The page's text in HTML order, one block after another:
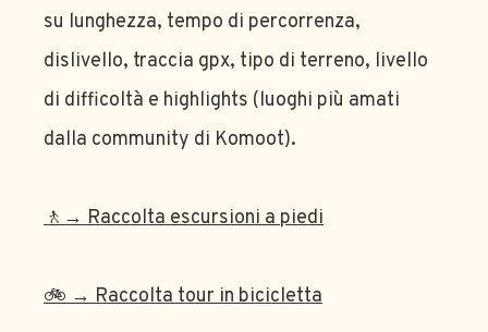
su lunghezza, tempo di percorrenza,
dislivello, traccia gpx, tipo di terreno, livello
di difficoltà e highlights (luoghi più amati
dalla community di Komoot).
🚶→ Raccolta escursioni a piedi
🚲 → Raccolta tour in bicicletta